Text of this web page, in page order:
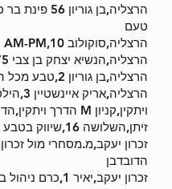
הרצליה,בן גוריון
טעם
הרצליה,סוקולוב 10,AM-PM
הרצליה,הנשיא יצחק בן צבי 75,דור אלון
הרצליה,בן גוריון 2,טבע מכל העולם
הרצליה,אריק איינשטיין 3,הילס מרקט
ויתקין,קניון M הדרך ויתקין,הדר שקד
זיתן,השלושה 16,שיווק בטבע
זכרון יעקב,מ.מסחרי מול
הדובדבן
זכרון יעקב,יאיר 1,כרם ניהול בתי מלון